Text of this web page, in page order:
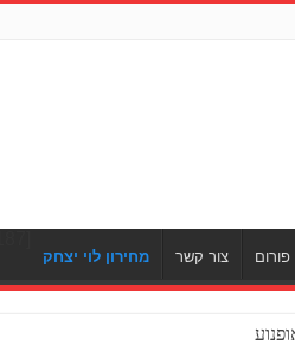
פורום צור קשר מחירון לוי יצחק